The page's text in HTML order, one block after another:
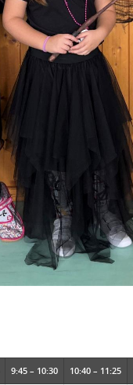
9:45 – 10:30 10:40 – 11:25